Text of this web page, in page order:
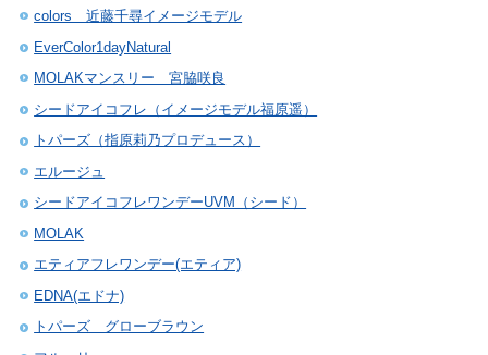
colors 近藤千尋イメージモデル
EverColor1dayNatural
MOLAKマンスリー 宮脇咲良
シードアイコフレ（イメージモデル福原遥）
トパーズ（指原莉乃プロデュース）
エルージュ
シードアイコフレワンデーUVM（シード）
MOLAK
エティアフレワンデー(エティア)
EDNA(エドナ)
トパーズ グローブラウン